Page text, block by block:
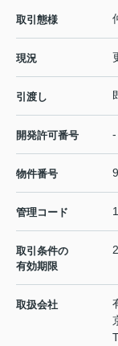
取引態様
現況
引渡し
開発許可番号 -
物件番号
管理コード
取引条件の
有効期限
取扱会社